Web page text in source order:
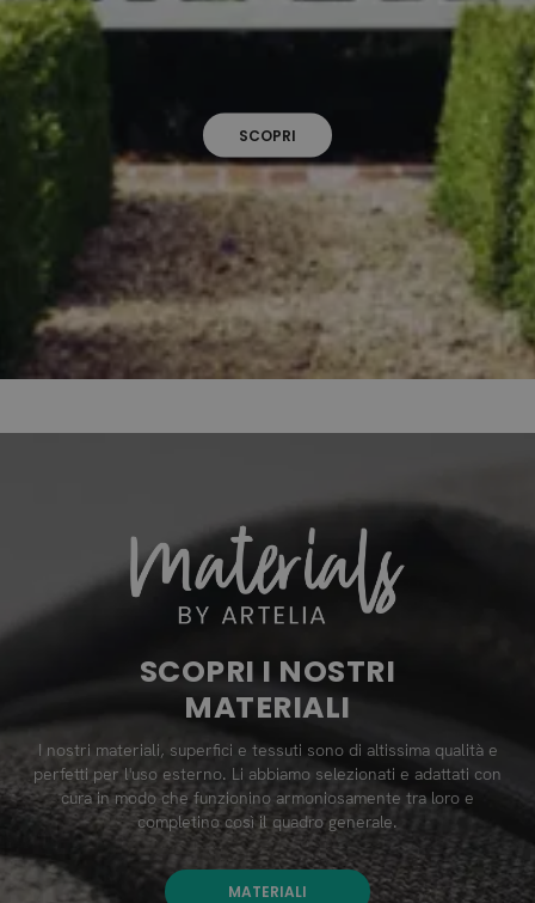
SCOPRI
SCOPRI I NOSTRI
MATERIALI
I nostri materiali, superfici e tessuti sono di altissima qualità e
perfetti per l'uso esterno. Li abbiamo selezionati e adattati con
cura in modo che funzionino armoniosamente tra loro e
completino così il quadro generale.
MATERIALI